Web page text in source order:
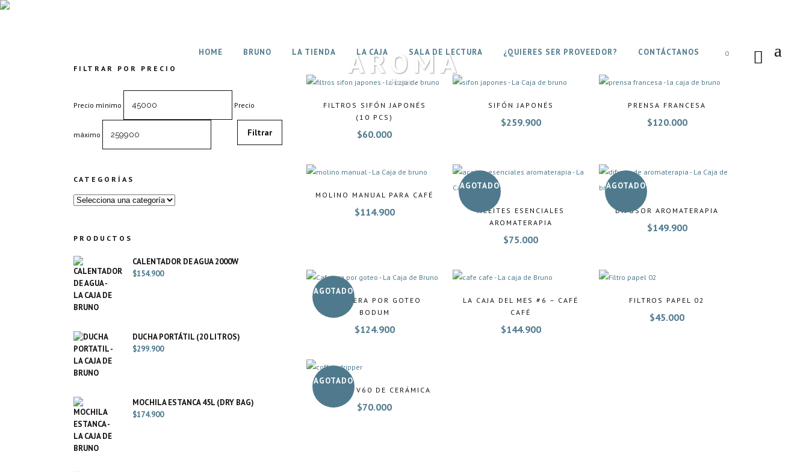
0
HOME BRUNO LA TIENDA LA CAJA SALA DE LECTURA ¿QUIERES SER PROVEEDOR? CONTÁCTANOS
AROMA
Home>
FILTRAR POR PRECIO
Precio mínimo Precio
máximo Filtrar
CATEGORÍAS
PRODUCTOS
CALENTADOR DE AGUA 2000W
$154.900
DUCHA PORTÁTIL (20 LITROS)
$299.900
MOCHILA ESTANCA 45L (DRY BAG)
$174.900
FILTROS SIFÓN JAPONÉS
(10 PCS)
$60.000
SIFÓN JAPONÉS
$259.900
PRENSA FRANCESA
$120.000
MOLINO MANUAL PARA CAFÉ
$114.900
AGOTADO
ACEITES ESENCIALES
AROMATERAPIA
$75.000
AGOTADO
DIFUSOR AROMATERAPIA
$149.900
AGOTADO
CAFETERA POR GOTEO
BODUM
$124.900
LA CAJA DEL MES #6 – CAFÉ
CAFÉ
$144.900
FILTROS PAPEL 02
$45.000
AGOTADO
DRIPPER V60 DE CERÁMICA
$70.000